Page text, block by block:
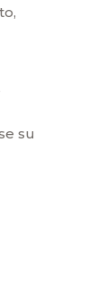
su